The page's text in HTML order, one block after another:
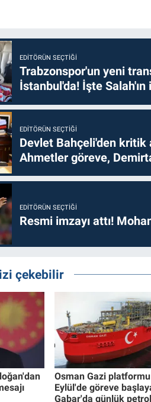
EDITÖRÜN SEÇTIĞI
Trabzonspor'un yeni
İstanbul'da! İşte
EDITÖRÜN SEÇTIĞI
Devlet Bahçeli'den kritik
Ahmetler göreve,
EDITÖRÜN SEÇTIĞI
Resmi imzayı attı!
çekebilir
Osman Gazi platformu
Eylül'de göreve
Gabar'da günlük petrol